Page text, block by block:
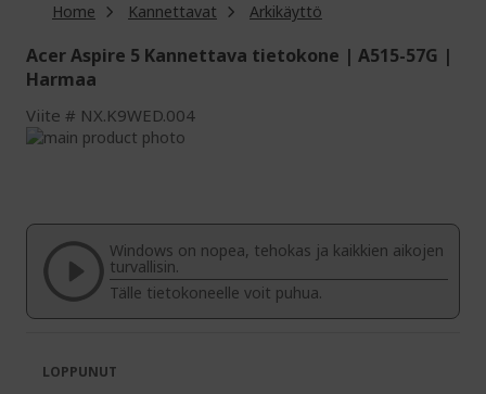
Home Kannettavat Arkikäyttö
Acer Aspire 5 Kannettava tietokone | A515-57G |
Harmaa
Viite NX.K9WED.004
Skip
of
images
gallery
beginning
the
images
gallery
Windows on nopea, tehokas ja kaikkien aikojen
turvallisin.
Tälle tietokoneelle voit puhua.
LOPPUNUT